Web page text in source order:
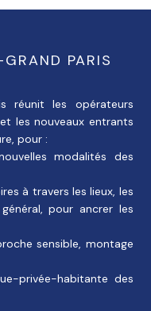
PARIS
réunit les opérateurs
les nouveaux entrants
pour :
modalités des
à travers les lieux, les
pour ancrer les
sensible, montage
privée-habitante des